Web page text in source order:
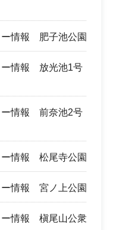
ー情報 肥子池公園
ー情報 放光池1号
ー情報 前奈池2号
ー情報 松尾寺公園
ー情報 宮ノ上公園
ー情報 槇尾山公衆